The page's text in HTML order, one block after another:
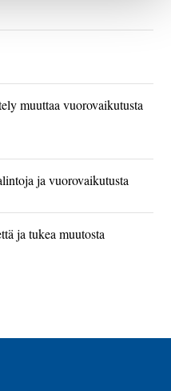
muuttaa vuorovaikutusta
ja vuorovaikutusta
ja tukea muutosta